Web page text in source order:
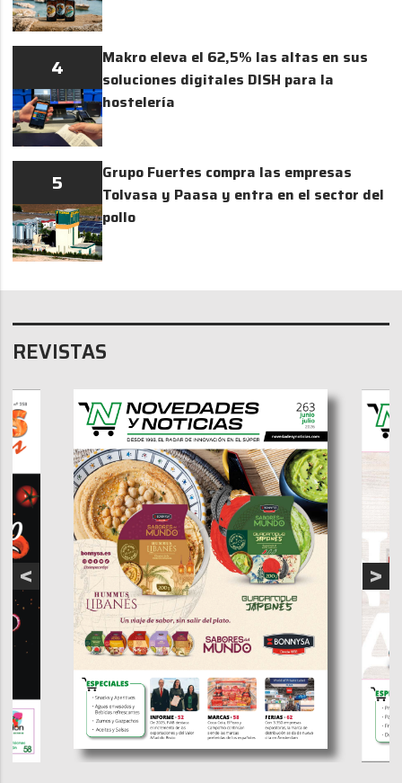
4
Makro eleva el 62,5% las altas en sus
soluciones digitales DISH para la
hostelería
5
Grupo Fuertes compra las empresas
Tolvasa y Paasa y entra en el sector del
pollo
REVISTAS